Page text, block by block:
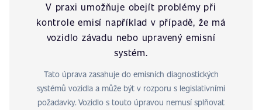
V praxi umožňuje obejít problémy při
kontrole emisí například v případě, že má
vozidlo závadu nebo upravený emisní
systém.
Tato úprava zasahuje do emisních diagnostických
systémů vozidla a může být v rozporu s legislativními
požadavky. Vozidlo s touto úpravou nemusí splňovat